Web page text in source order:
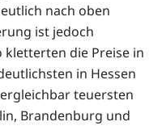
nach oben
ist jedoch
kletterten die Preise in
in Hessen
teuersten
Brandenburg und